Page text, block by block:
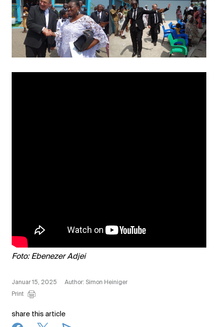
Foto: Ebenezer Adjei
Januar 15, 2025
Author: Simon Heiniger
Print
share this article